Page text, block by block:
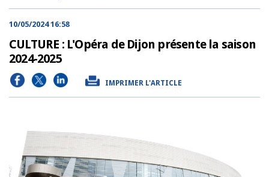
10/05/2024 16:58
CULTURE : L'Opéra de Dijon présente la saison
2024-2025
IMPRIMER L'ARTICLE